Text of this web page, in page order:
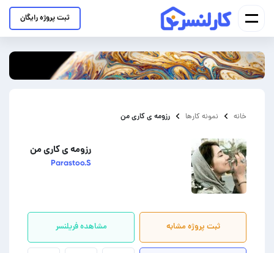
ثبت پروژه رایگان
خانه نمونه کارها رزومه ی کاری من
رزومه ی کاری من
Parastoo.S
ثبت پروژه مشابه مشاهده فریلنسر